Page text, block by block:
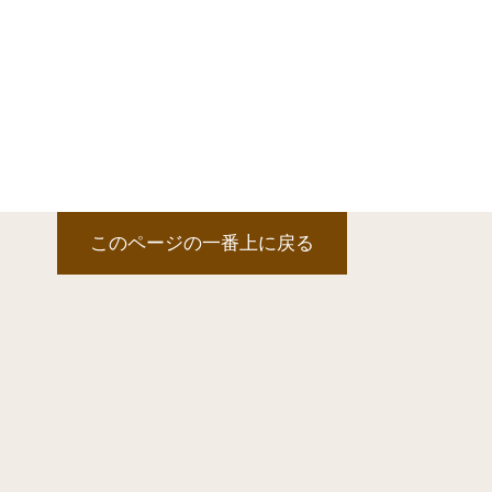
このページの一番上に戻る